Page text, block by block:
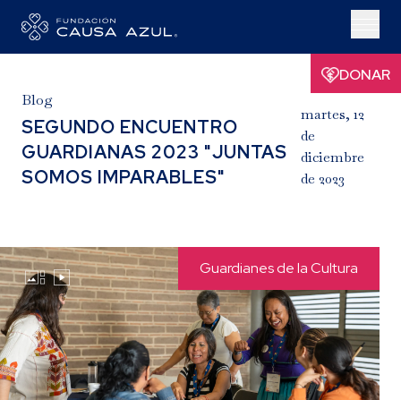
Blog
SEGUNDO ENCUENTRO
GUARDIANAS 2023 "JUNTAS
SOMOS IMPARABLES"
martes, 12
de
diciembre
de 2023
 Guardianes de la Cultura
DONAR